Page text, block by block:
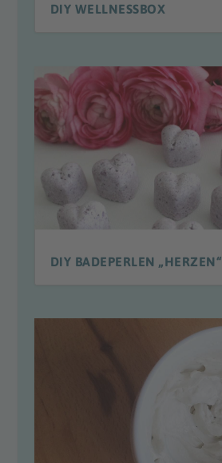
DIY WELLNESSBOX
DIY BADEPERLEN „HERZEN“